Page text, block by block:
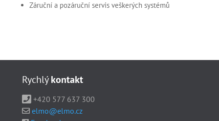
Záruční a pozáruční servis veškerých systémů
Rychlýkontakt
+420 577 637 300
elmo@elmo.cz